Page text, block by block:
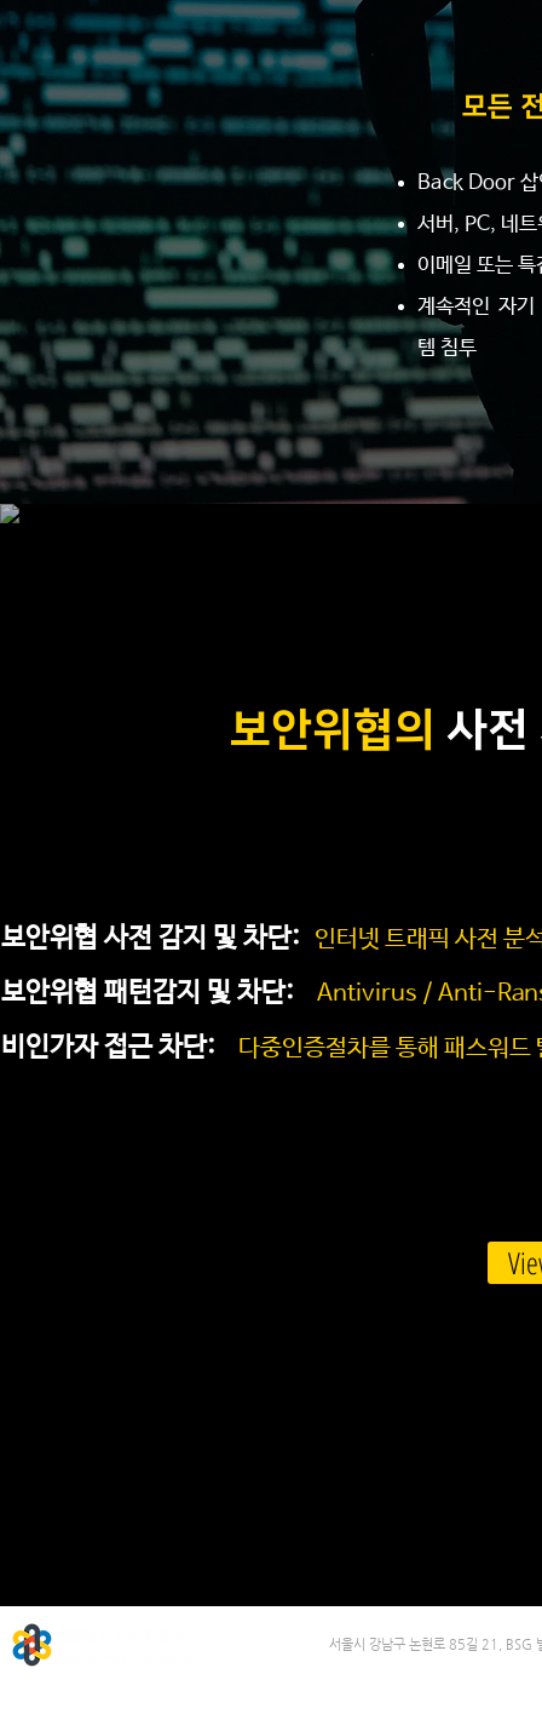
모든
Back Door
서버, PC, 네
이메일 또는
계속적인 자기
템 침투
보안위협의 사전
보안위협 사전 감지 및 차단: 인터넷 트래픽 사전
보안위협 패턴감지 및 차단: Antivirus / Anti-
비인가자 접근 차단: 다중인증절차를 통해 패스워
서울시 강남구 논현로 85길 21, BSG